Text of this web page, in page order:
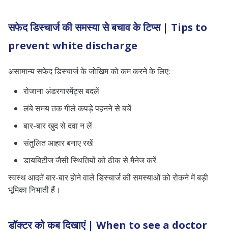
सफेद डिस्चार्ज की समस्या से बचाव के टिप्स | Tips to
prevent white discharge
असामान्य सफेद डिस्चार्ज के जोखिम को कम करने के लिए:
रोजाना अंडरगारमेंट्स बदलें
लंबे समय तक गीले कपड़े पहनने से बचें
बार-बार खुद से दवा न लें
संतुलित आहार बनाए रखें
डायबिटीज जैसी स्थितियों को ठीक से मैनेज करें
स्वस्थ आदतें बार-बार होने वाले डिस्चार्ज की समस्याओं को रोकने में बड़ी
भूमिका निभाती हैं।
डॉक्टर को कब दिखाएं | When to see a doctor